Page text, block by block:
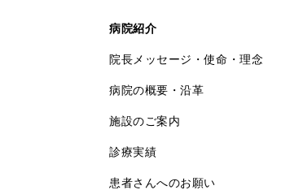
病院紹介
院長メッセージ・使命・理念
病院の概要・沿革
施設のご案内
診療実績
患者さんへのお願い